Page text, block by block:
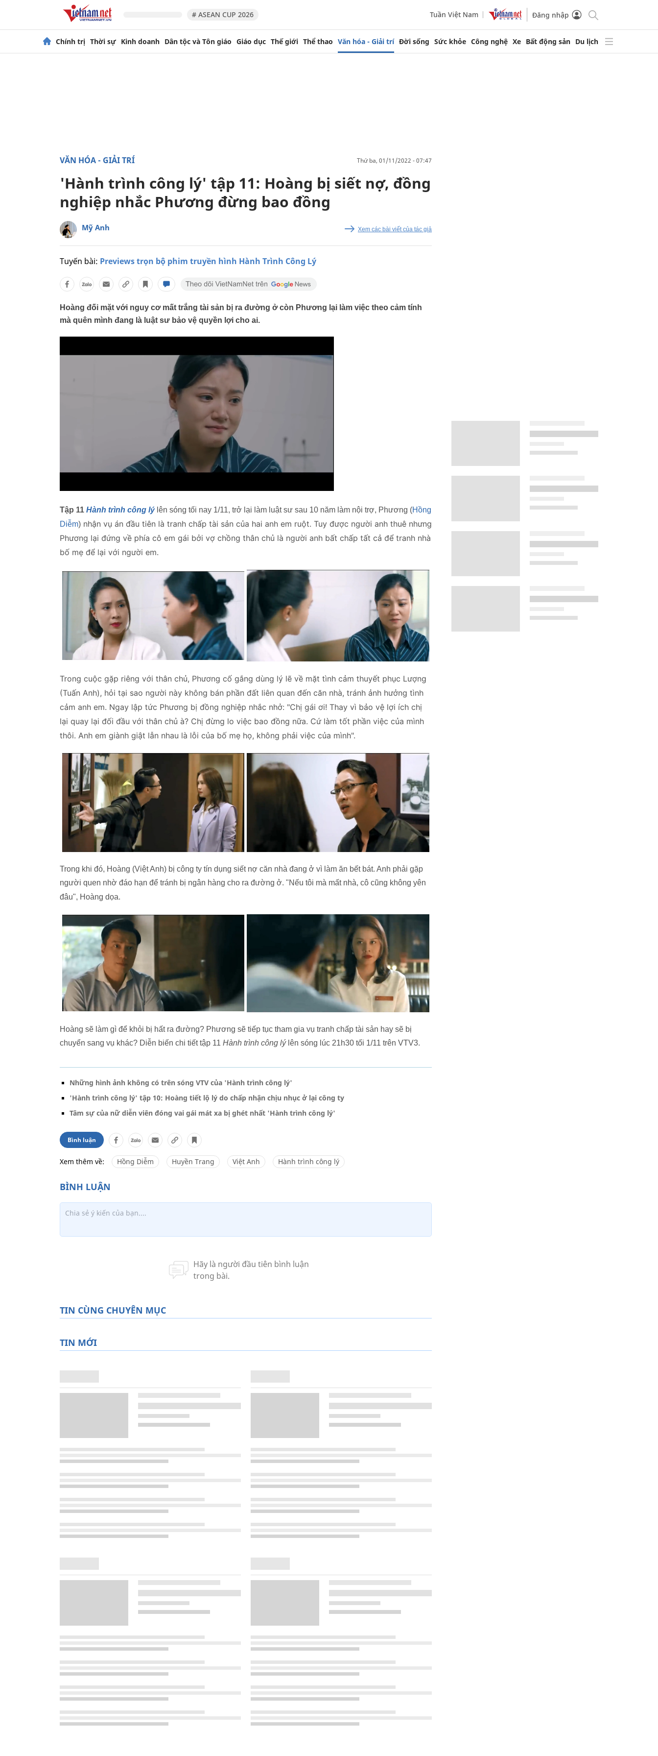
# ASEAN CUP 2026 Tuần Việt Nam Đăng nhập
Chính trị Thời sự Kinh doanh Dân tộc và Tôn giáo Giáo dục Thế giới Thể thao Văn hóa - Giải trí Đời sống Sức khỏe Công nghệ Xe Bất động sản Du lịch
VĂN HÓA - GIẢI TRÍ thứ ba, 01/11/2022 - 07:47
'Hành trình công lý' tập 11: Hoàng bị siết nợ, đồng
nghiệp nhắc Phương đừng bao đồng
Mỹ Anh Xem các bài viết của tác giả
Tuyến bài: Previews trọn bộ phim truyền hình Hành Trình Công Lý
Hoàng đối mặt với nguy cơ mất trắng tài sản bị ra đường ở còn Phương lại làm việc theo cảm tính
mà quên mình đang là luật sư bảo vệ quyền lợi cho ai.
Tập 11 Hành trình công lý lên sóng tối nay 1/11, trở lại làm luật sư sau 10 năm làm nội trợ, Phương (Hồng
Diễm) nhận vụ án đầu tiên là tranh chấp tài sản của hai anh em ruột. Tuy được người anh thuê nhưng
Phương lại đứng về phía cô em gái bởi vợ chồng thân chủ là người anh bất chấp tất cả để tranh nhà
bố mẹ để lại với người em.
Trong cuộc gặp riêng với thân chủ, Phương cố gắng dùng lý lẽ về mặt tình cảm thuyết phục Lượng
(Tuấn Anh), hỏi tại sao người này không bán phần đất liên quan đến căn nhà, tránh ảnh hưởng tình
cảm anh em. Ngay lập tức Phương bị đồng nghiệp nhắc nhở: "Chị gái ơi! Thay vì bảo vệ lợi ích chị
lại quay lại đối đầu với thân chủ à? Chị đừng lo việc bao đồng nữa. Cứ làm tốt phần việc của mình
thôi. Anh em giành giật lẫn nhau là lỗi của bố mẹ họ, không phải việc của mình".
Trong khi đó, Hoàng (Việt Anh) bị công ty tín dụng siết nợ căn nhà đang ở vì làm ăn bết bát. Anh phải gặp
người quen nhờ đáo hạn để tránh bị ngân hàng cho ra đường ở. "Nếu tôi mà mất nhà, cô cũng không yên
đâu", Hoàng dọa.
Hoàng sẽ làm gì để khỏi bị hất ra đường? Phương sẽ tiếp tục tham gia vụ tranh chấp tài sản hay sẽ bị
chuyển sang vụ khác? Diễn biến chi tiết tập 11 Hành trình công lý lên sóng lúc 21h30 tối 1/11 trên VTV3.
Những hình ảnh không có trên sóng VTV của 'Hành trình công lý'
'Hành trình công lý' tập 10: Hoàng tiết lộ lý do chấp nhận chịu nhục ở lại công ty
Tâm sự của nữ diễn viên đóng vai gái mát xa bị ghét nhất 'Hành trình công lý'
Bình luận
Xem thêm về: Hồng Diễm Huyền Trang Việt Anh Hành trình công lý
TIN CÙNG CHUYÊN MỤC
TIN MỚI